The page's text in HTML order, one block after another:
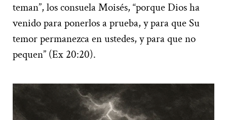
teman”, los consuela Moisés, “porque Dios ha
venido para ponerlos a prueba, y para que Su
temor permanezca en ustedes, y para que no
pequen” (Ex 20:20).